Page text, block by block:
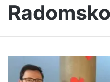
Radomsko